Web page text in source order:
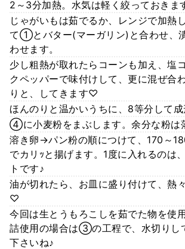
2～3分加熱。水気は軽く絞っておきま
じゃがいもは茹でるか、レンジで加熱
て①とバター(マーガリン)と合わせ、
わせます。
少し粗熱が取れたらコーンも加え、塩
クペッパーで味付けして、更に混ぜ合
りと、してきます♡
ほんのりと温かいうちに、8等分して成
④に小麦粉をまぶします。余分な粉は
溶き卵→パン粉の順につけて、170～
でカリｯと揚げます。1度に入れるのは
トです♪
油が切れたら、お皿に盛り付けて、熱
♡
今回は生とうもろこしを茹でた物を使
詰使用の場合は③の工程で、水切りし
下さいね♪